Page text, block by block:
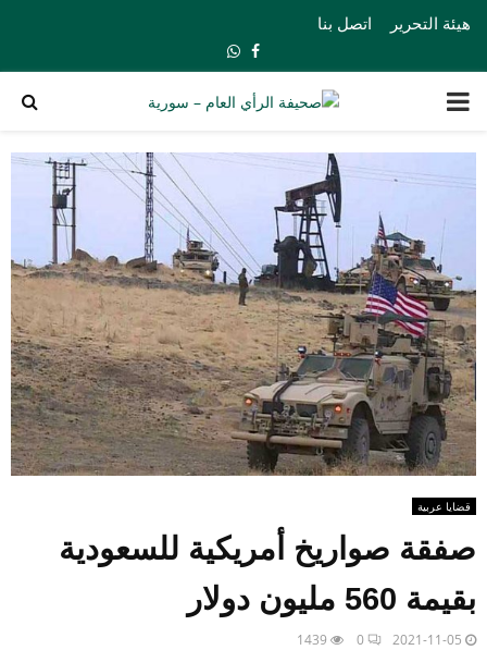
هيئة التحرير اتصل بنا
Facebook
Whatsapp
PRIMARY
MENU
قضايا عربية
صفقة صواريخ أمريكية للسعودية
بقيمة 560 مليون دولار
2021-11-05
0
1439